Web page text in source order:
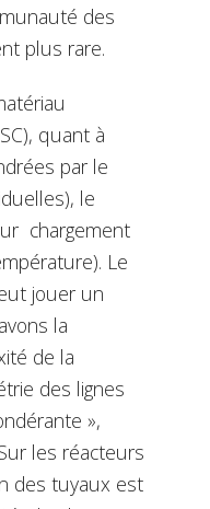
des
plus rare.
quant à
par le
le
chargement
Le
jouer un
la
de la
des lignes
»,
les réacteurs
des tuyaux est